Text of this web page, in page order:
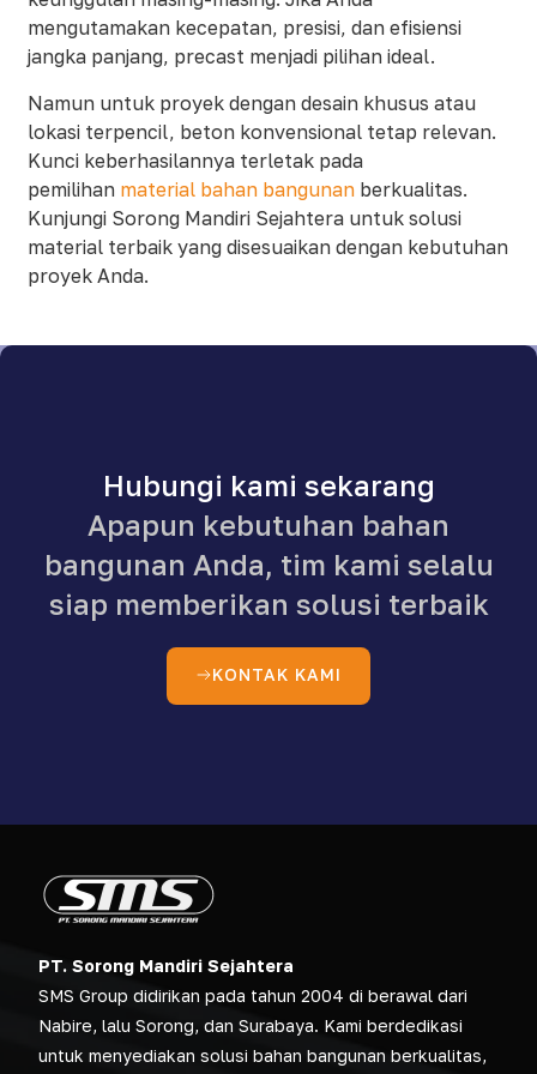
mengutamakan kecepatan, presisi, dan efisiensi
jangka panjang, precast menjadi pilihan ideal.
Namun untuk proyek dengan desain khusus atau
lokasi terpencil, beton konvensional tetap relevan.
Kunci keberhasilannya terletak pada
pemilihan material bahan bangunan berkualitas.
Kunjungi Sorong Mandiri Sejahtera untuk solusi
material terbaik yang disesuaikan dengan kebutuhan
proyek Anda.
Hubungi kami sekarang
Apapun kebutuhan bahan
bangunan Anda, tim kami selalu
siap memberikan solusi terbaik
KONTAK KAMI
PT. Sorong Mandiri Sejahtera
SMS Group didirikan pada tahun 2004 di berawal dari
Nabire, lalu Sorong, dan Surabaya. Kami berdedikasi
untuk menyediakan solusi bahan bangunan berkualitas,